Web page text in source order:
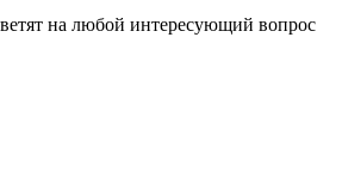
на любой интересующий вопрос